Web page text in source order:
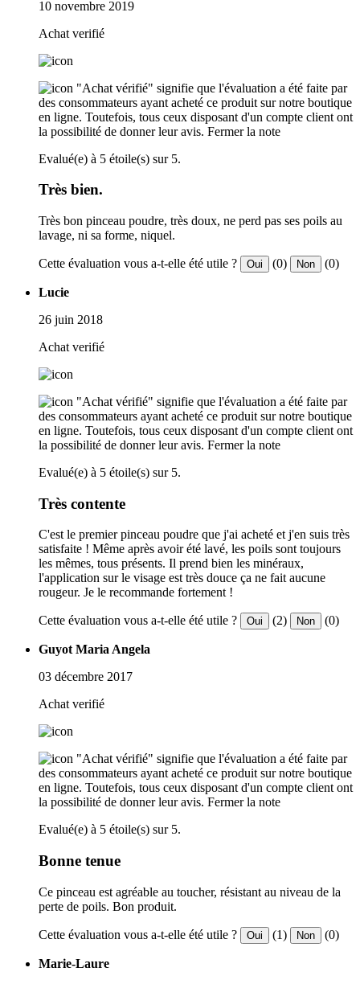
10 novembre 2019
Achat verifié
"Achat vérifié" signifie que l'évaluation a été faite par
des consommateurs ayant acheté ce produit sur notre boutique
en ligne. Toutefois, tous ceux disposant d'un compte client ont
la possibilité de donner leur avis. Fermer la note
Evalué(e) à 5 étoile(s) sur 5.
Très bien.
Très bon pinceau poudre, très doux, ne perd pas ses poils au
lavage, ni sa forme, niquel.
Cette évaluation vous a-t-elle été utile ? Oui (0) Non (0)
Lucie
26 juin 2018
Achat verifié
"Achat vérifié" signifie que l'évaluation a été faite par
des consommateurs ayant acheté ce produit sur notre boutique
en ligne. Toutefois, tous ceux disposant d'un compte client ont
la possibilité de donner leur avis. Fermer la note
Evalué(e) à 5 étoile(s) sur 5.
Très contente
C'est le premier pinceau poudre que j'ai acheté et j'en suis très
satisfaite ! Même après avoir été lavé, les poils sont toujours
les mêmes, tous présents. Il prend bien les minéraux,
l'application sur le visage est très douce ça ne fait aucune
rougeur. Je le recommande fortement !
Cette évaluation vous a-t-elle été utile ? Oui (2) Non (0)
Guyot Maria Angela
03 décembre 2017
Achat verifié
"Achat vérifié" signifie que l'évaluation a été faite par
des consommateurs ayant acheté ce produit sur notre boutique
en ligne. Toutefois, tous ceux disposant d'un compte client ont
la possibilité de donner leur avis. Fermer la note
Evalué(e) à 5 étoile(s) sur 5.
Bonne tenue
Ce pinceau est agréable au toucher, résistant au niveau de la
perte de poils. Bon produit.
Cette évaluation vous a-t-elle été utile ? Oui (1) Non (0)
Marie-Laure